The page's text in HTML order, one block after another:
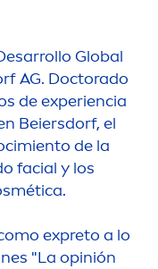
Global
AG. Doctorado
de experiencia
Beiersdorf, el
de la
facial y los
expreto a lo
"La opinión